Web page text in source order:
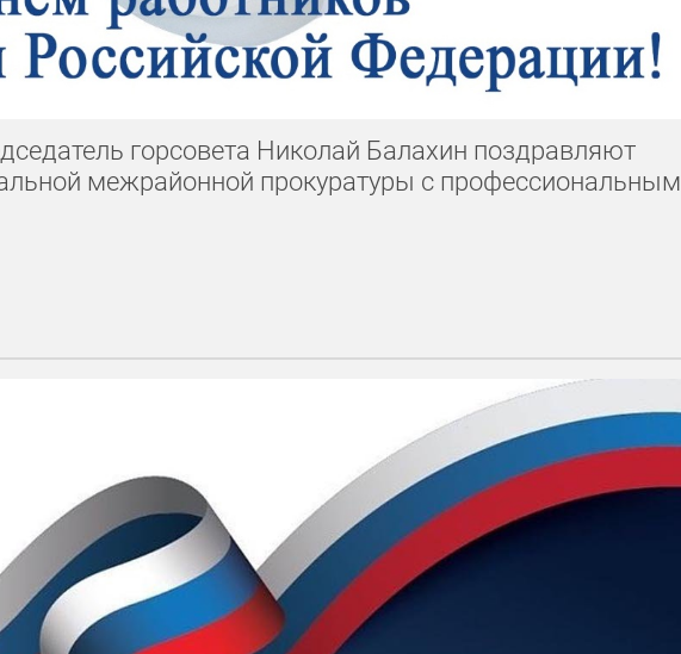
горсовета Николай Балахин поздравляют
межрайонной прокуратуры с профессиональным